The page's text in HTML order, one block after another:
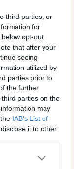
third parties, or
for
opt-out
that after your
seeing
utilized by
parties prior to
the further
parties on the
may
IAB’s List of
it to other
or more Google
Sándor, a Fidesz
GÖNCZ
elnök
LENGTE BE